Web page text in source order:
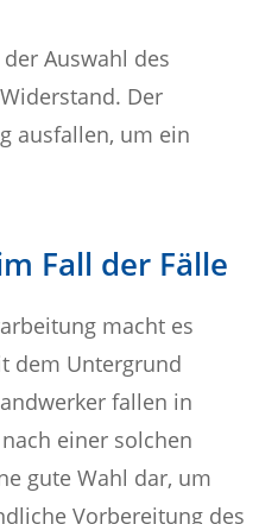
Auswahl des
Der
ausfallen, um ein
Fall der Fälle
macht es
dem Untergrund
fallen in
einer solchen
gute Wahl dar, um
Vorbereitung des